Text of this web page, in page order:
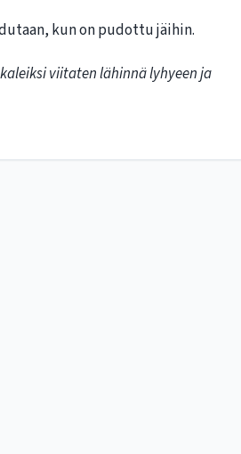
kun on pudottu jäihin.
viitaten lähinnä lyhyeen ja